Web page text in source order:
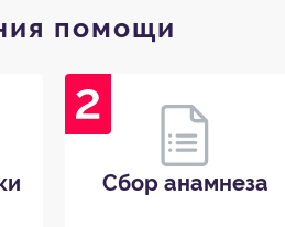
помощи
Сбор анамнеза